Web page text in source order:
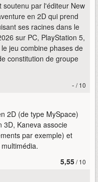
soutenu par l'éditeur New
en 2D qui prend
ses racines dans le
sur PC, PlayStation 5,
jeu combine phases de
constitution de groupe
- / 10
2D (de type MySpace)
3D, Kaneva associe
par exemple) et
5,55/ 10